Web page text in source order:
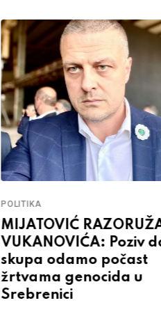
POLITIKA
MIJATOVIĆ
VUKANOVIĆA: Poziv
skupa odamo počast
žrtvama genocida u
Srebrenici